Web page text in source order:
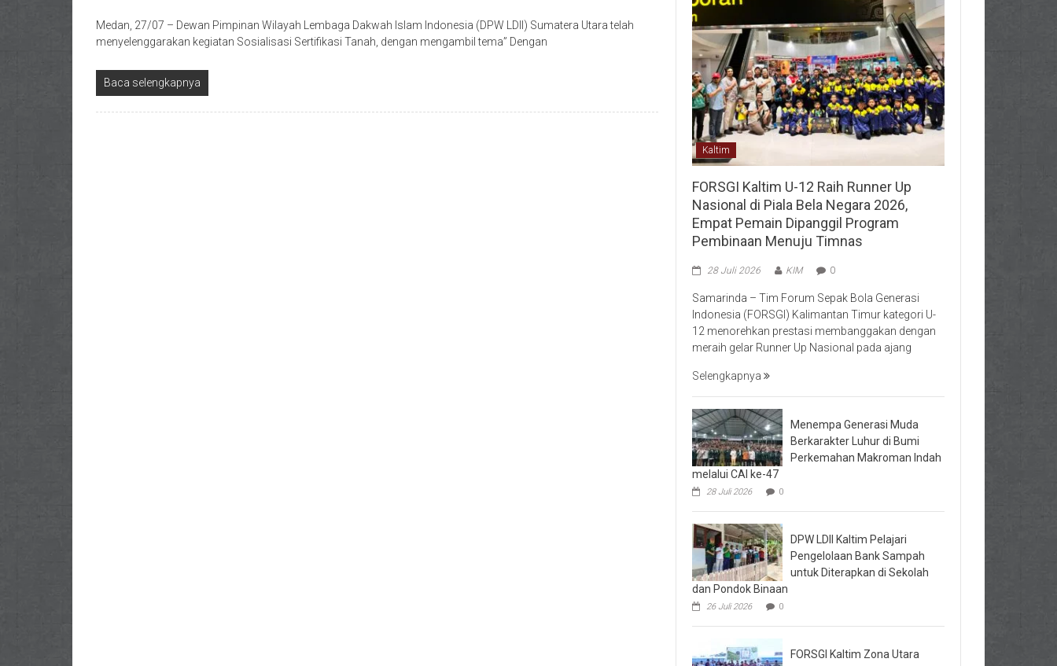
Medan, 27/07 – Dewan Pimpinan Wilayah Lembaga Dakwah Islam Indonesia (DPW LDII) Sumatera Utara telah
menyelenggarakan kegiatan Sosialisasi Sertifikasi Tanah, dengan mengambil tema” Dengan
Baca selengkapnya
Kaltim
FORSGI Kaltim U-12 Raih Runner Up
Nasional di Piala Bela Negara 2026,
Empat Pemain Dipanggil Program
Pembinaan Menuju Timnas
28 Juli 2026 KIM 0
Samarinda – Tim Forum Sepak Bola Generasi
Indonesia (FORSGI) Kalimantan Timur kategori U-
12 menorehkan prestasi membanggakan dengan
meraih gelar Runner Up Nasional pada ajang
Selengkapnya
Menempa Generasi Muda
Berkarakter Luhur di Bumi
Perkemahan Makroman Indah
melalui CAI ke-47
28 Juli 2026 0
DPW LDII Kaltim Pelajari
Pengelolaan Bank Sampah
untuk Diterapkan di Sekolah
dan Pondok Binaan
26 Juli 2026 0
FORSGI Kaltim Zona Utara